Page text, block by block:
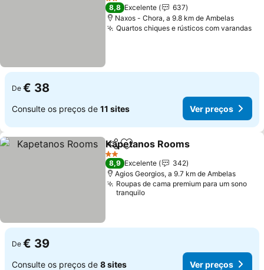
2 Estrelas
8,8 Excelente
637
Naxos - Chora, a 9.8 km de Ambelas
Quartos chiques e rústicos com varandas
De € 38
Consulte os preços de 11 sites Ver preços
PartilharAdicionar aos favoritos
Kapetanos Rooms
2 Estrelas
8,9 Excelente
342
Agios Georgios, a 9.7 km de Ambelas
Roupas de cama premium para um sono
tranquilo
De € 39
Consulte os preços de 8 sites Ver preços